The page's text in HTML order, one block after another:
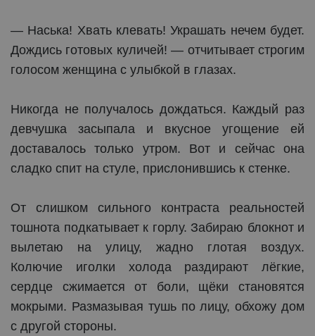
— Наська! Хвать клевать! Украшать нечем будет.
Дождись готовых куличей! — отчитывает строгим
голосом женщина с улыбкой в глазах.
Никогда не получалось дождаться. Каждый раз
девчушка засыпала и вкусное угощение ей
доставалось только утром. Вот и сейчас она
сладко спит на стуле, прислонившись к стенке.
От слишком сильного контраста реальностей
тошнота подкатывает к горлу. Забираю блокнот и
вылетаю на улицу, жадно глотая воздух.
Колючие иголки холода раздирают лёгкие,
сердце сжимается от боли, щёки становятся
мокрыми. Размазывая тушь по лицу, обхожу дом
с другой стороны.